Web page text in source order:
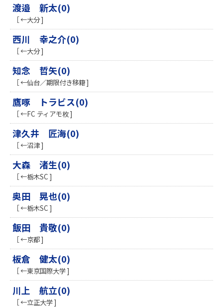
渡邉 新太(0)
［ ←大分 ]
西川 幸之介(0)
［ ←大分 ]
知念 哲矢(0)
［ ←仙台／期限付き移籍 ]
鷹啄 トラビス(0)
［ ←FC ティアモ枚 ]
津久井 匠海(0)
［ ←沼津 ]
​大森 渚生(0)
［ ←栃木SC ]
奥田 晃也(0)
［ ←栃木SC ]
飯田 貴敬(0)
［ ←京都 ]
板倉 健太(0)
［ ←東京国際大学 ]
川上 航立(0)
［ ←立正大学 ]